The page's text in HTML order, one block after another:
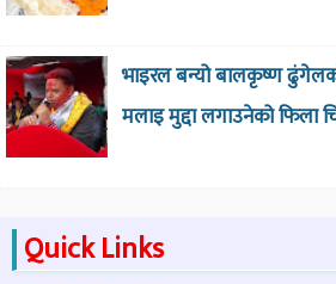
भाइरल बन्यो बालकृष्ण
मलाइ मुद्दा लगाउनेको फिला
Quick Links